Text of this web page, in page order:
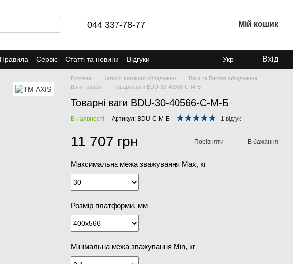
044 337-78-77 Мій кошик
Правила Сервіс Статті та новини
Відгуки
Укр Вхід
Головна Каталог вагового обладнання
Ваги та Вагове обладнання
Ваги товарні
Товарні ваги BDU-30-40566-С-M-Б
Товарні ваги BDU-30-40566-С-M-Б
В наявності Артикул: BDU-С-M-Б 1 відгук
11 707 грн Порівняти В бажання
Максимальна межа зважування Мах, кг
Розмір платформи, мм
Мінімальна межа зважування Min, кг